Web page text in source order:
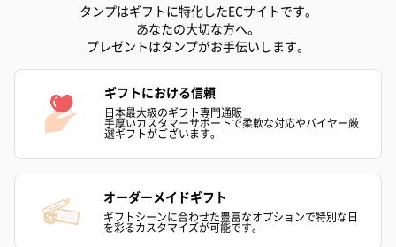
アールグレイ（HAPPY
BIRTHDAY TO YOU）
（660円）
アールグレイティー
（660円）
スイーツ
スイーツを同梱してお届けいたします。ギフトへの＋αにおすすめ
です。
タンプはギフトに特化したECサイトです。
あなたの大切な方へ。
プレゼントはタンプがお手伝いします。
ギフトにおける信頼
日本最大級のギフト専門通販
手厚いカスタマーサポートで柔軟な対応やバイヤー厳
選ギフトがございます。
オーダーメイドギフト
ギフトシーンに合わせた豊富なオプションで特別な日
を彩るカスタマイズが可能です。